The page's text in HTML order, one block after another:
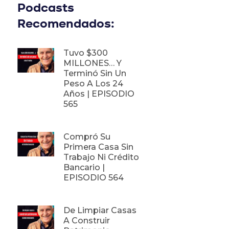
Podcasts
Recomendados:
Tuvo $300
MILLONES… Y
Terminó Sin Un
Peso A Los 24
Años | EPISODIO
565
Compró Su
Primera Casa Sin
Trabajo Ni Crédito
Bancario |
EPISODIO 564
De Limpiar Casas
A Construir